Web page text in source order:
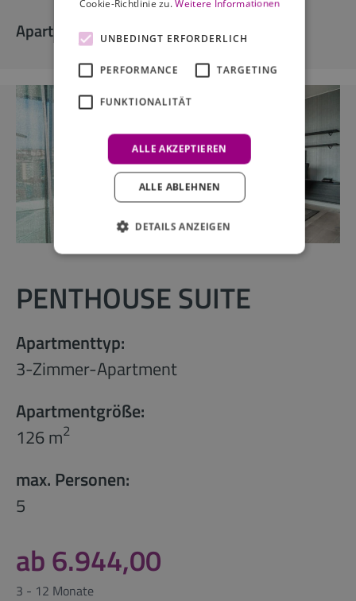
Apartmentausstattung
PENTHOUSE SUITE
Apartmenttyp:
3-Zimmer-Apartment
Apartmentgröße:
126 m2
max. Personen:
5
ab 6.944,00
3 - 12 Monate
Cookie-Richtlinie zu.Weitere Informationen
UNBEDINGT ERFORDERLICH
PERFORMANCE TARGETING
FUNKTIONALITÄT
ALLE AKZEPTIEREN
ALLE ABLEHNEN
DETAILS ANZEIGEN